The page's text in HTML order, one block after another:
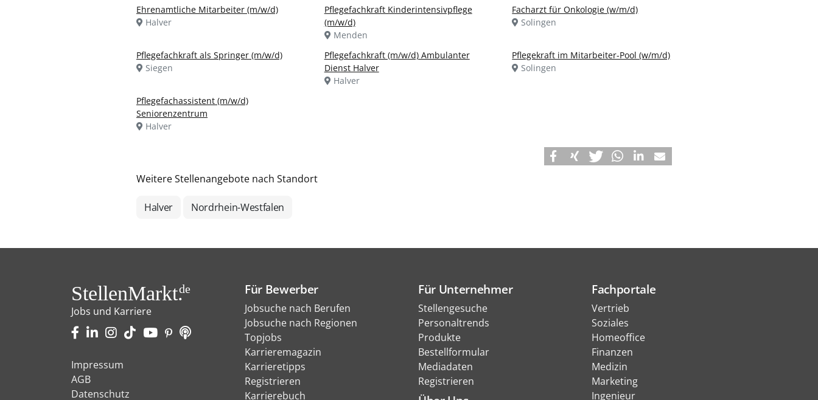
Ehrenamtliche Mitarbeiter (m/w/d)
Halver
Pflegefachkraft Kinderintensivpflege
(m/w/d)
Menden
Facharzt für Onkologie (w/m/d)
Solingen
Pflegefachkraft als Springer (m/w/d)
Siegen
Pflegefachkraft (m/w/d) Ambulanter
Dienst Halver
Halver
Pflegekraft im Mitarbeiter-Pool (w/m/d)
Solingen
Pflegefachassistent (m/w/d)
Seniorenzentrum
Halver
Weitere Stellenangebote nach Standort
Halver Nordrhein-Westfalen
StellenMarkt.de
Jobs und Karriere
Impressum
AGB
Datenschutz
Für Bewerber
Jobsuche nach Berufen
Jobsuche nach Regionen
Topjobs
Karrieremagazin
Karrieretipps
Registrieren
Karrierebuch
Für Unternehmer
Stellengesuche
Personaltrends
Produkte
Bestellformular
Mediadaten
Registrieren
Fachportale
Vertrieb
Soziales
Homeoffice
Finanzen
Medizin
Marketing
Ingenieur